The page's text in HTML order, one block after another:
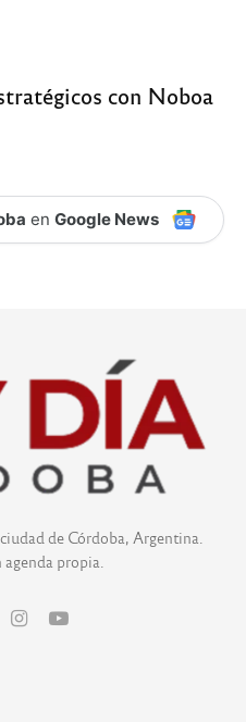
con Noboa
en Google News
de Córdoba, Argentina.
propia.